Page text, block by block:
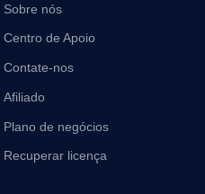
Sobre nós
Centro de Apoio
Contate-nos
Afiliado
Plano de negócios
Recuperar licença